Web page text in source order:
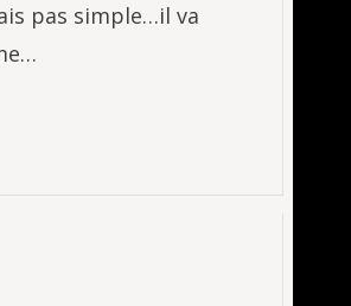
pas simple…il va